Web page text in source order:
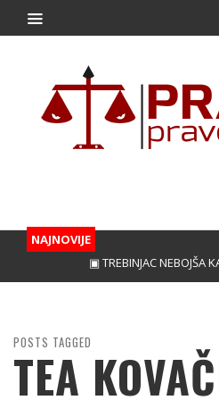
NAJNOVIJE
▣ TREBINJAC NEBOJŠA KAPOR
POSTS TAGGED
TEA